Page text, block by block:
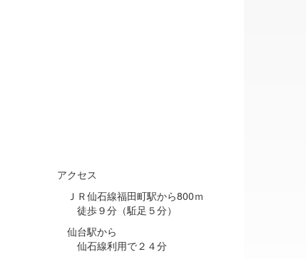
アクセス
ＪＲ仙石線福田町駅から800ｍ
徒歩９分（駈足５分）
仙台駅から
仙石線利用で２４分